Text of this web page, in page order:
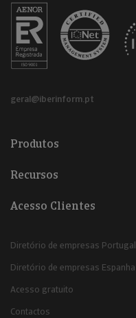
geral@iberinform.pt
Produtos
Recursos
Acesso Clientes
Diretório de empresas Portugal
Diretório de empresas Espanha
Acesso gratuito
Contactos